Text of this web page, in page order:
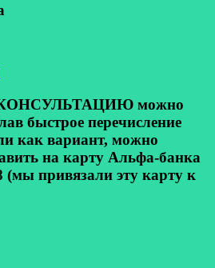
КОНСУЛЬТАЦИЮ можно
быстрое перечисление
вариант, можно
на карту Альфа-банка
(мы привязали эту карту к